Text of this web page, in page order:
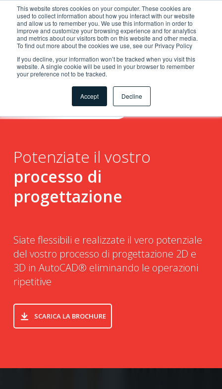
This website stores cookies on your computer. These cookies are
used to collect information about how you interact with our website
and allow us to remember you. We use this information in order to
improve and customize your browsing experience and for analytics
and metrics about our visitors both on this website and other media.
To find out more about the cookies we use, see our Privacy Policy
If you decline, your information won’t be tracked when you visit this
website. A single cookie will be used in your browser to remember
your preference not to be tracked.
Accept Decline
Soluzioni
Potenziate il vostro
processo di
progettazione
Siate flessibili e realizzate il vero potenziale
del vostro processo di progettazione 2D e
3D in AutoCAD® eliminando le operazioni
ripetitive
SCARICA LA BROCHURE